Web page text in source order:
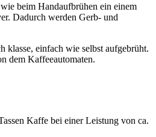
beim Handaufbrühen ein einem
Dadurch werden Gerb- und
klasse, einfach wie selbst aufgebrüht.
dem Kaffeeautomaten.
Kaffe bei einer Leistung von ca.